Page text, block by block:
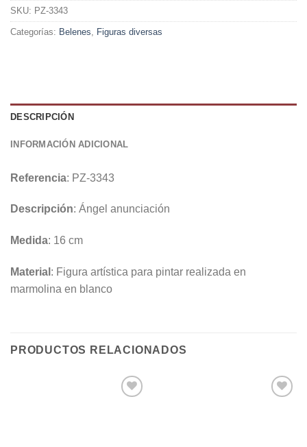
SKU: PZ-3343
Categorías: Belenes Figuras diversas
DESCRIPCIÓN
INFORMACIÓN ADICIONAL
Referencia: PZ-3343
Descripción: Ángel anunciación
Medida: 16 cm
Material : Figura artística para pintar realizada en
marmolina en blanco
PRODUCTOS RELACIONADOS